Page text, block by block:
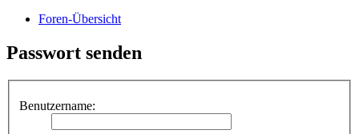
Foren-Übersicht
Passwort senden
Benutzername: